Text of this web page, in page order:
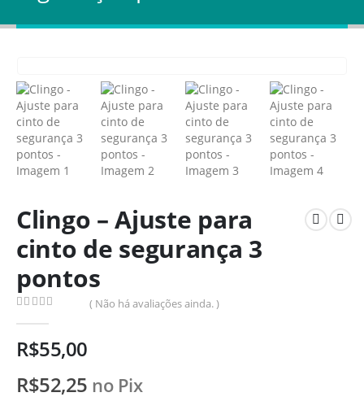
Clingo – Ajuste para
cinto de segurança 3
pontos
( Não há avaliações ainda. )
R$55,00
R$52,25 no Pix